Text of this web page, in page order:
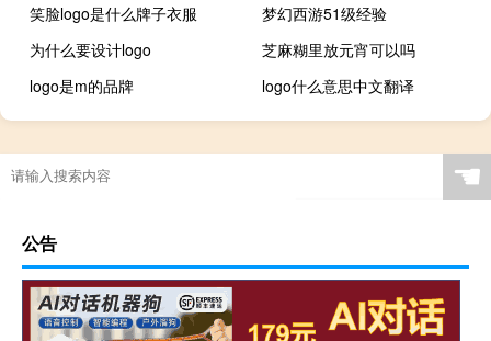
笑脸logo是什么牌子衣服
梦幻西游51级经验
为什么要设计logo
芝麻糊里放元宵可以吗
logo是m的品牌
logo什么意思中文翻译
☚
公告